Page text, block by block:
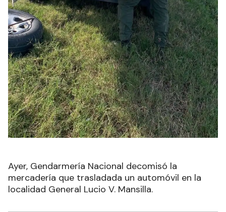
Ayer, Gendarmería Nacional decomisó la
mercadería que trasladada un automóvil en la
localidad General Lucio V. Mansilla.